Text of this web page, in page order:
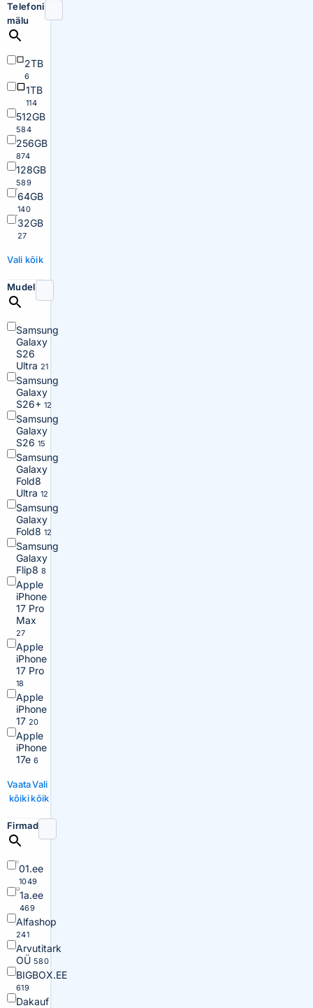
Telefoni
mälu
2TB
6
1TB
114
512GB
584
256GB
874
128GB
589
64GB
140
32GB
27
Vali kõik
Mudel
Samsung
Galaxy
S26
Ultra 21
Samsung
Galaxy
S26+ 12
Samsung
Galaxy
S26 15
Samsung
Galaxy
Fold8
Ultra 12
Samsung
Galaxy
Fold8 12
Samsung
Galaxy
Flip8 8
Apple
iPhone
17 Pro
Max
27
Apple
iPhone
17 Pro
18
Apple
iPhone
17 20
Apple
iPhone
17e 6
Vaata
kõiki
Vali
kõik
Firmad
01.ee
1049
1a.ee
469
Alfashop
241
Arvutitark
OÜ 580
BIGBOX.EE
619
Dakauf